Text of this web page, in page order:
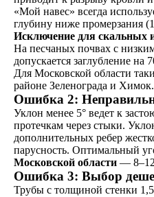
«Мой навес» всегда
глубину ниже промерзания
Исключение для скальных
На песчаных почвах с
допускается заглубление
Для Московской области
районе Зеленограда и Химок.
Ошибка 2:
Уклон менее 5° ведет к
протечкам через стыки.
дополнительных ребер
парусность. Оптимальный
Московской области —
Ошибка 3: Выбор
Трубы с толщиной стенки